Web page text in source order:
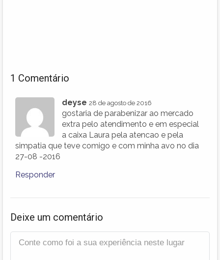
1 Comentário
deyse 28 de agosto de 2016
gostaria de parabenizar ao mercado
extra pelo atendimento e em especial
a caixa Laura pela atencao e pela
simpatia que teve comigo e com minha avo no dia
27-08 -2016
Responder
Deixe um comentário